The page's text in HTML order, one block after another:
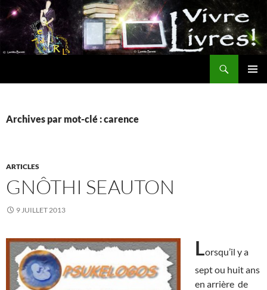
Aller
au
contenu
Archives par mot-clé : carence
ARTICLES
GNÔTHI SEAUTON
9 JUILLET 2013
Lorsqu’il y a
sept ou huit ans
en arrière de